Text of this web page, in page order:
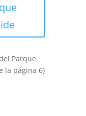
Parque
la página 6)